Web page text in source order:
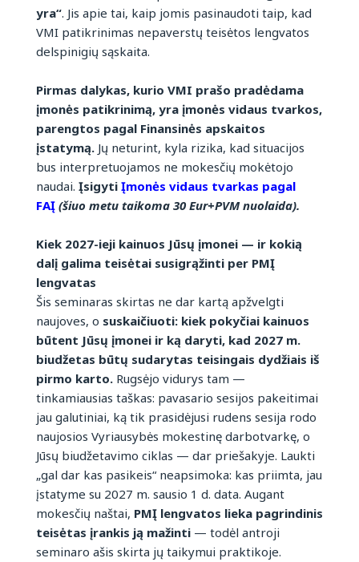
yra“. Jis apie tai, kaip jomis pasinaudoti taip, kad
VMI patikrinimas nepaverstų teisėtos lengvatos
delspinigių sąskaita.
Pirmas dalykas, kurio VMI prašo pradėdama
įmonės patikrinimą, yra įmonės vidaus tvarkos,
parengtos pagal Finansinės apskaitos
įstatymą. Jų neturint, kyla rizika, kad situacijos
bus interpretuojamos ne mokesčių mokėtojo
naudai. Įsigyti Įmonės vidaus tvarkas pagal
FAĮ (šiuo metu taikoma 30 Eur+PVM nuolaida).
Kiek 2027-ieji kainuos Jūsų įmonei — ir kokią
dalį galima teisėtai susigrąžinti per PMĮ
lengvatas
Šis seminaras skirtas ne dar kartą apžvelgti
naujoves, o suskaičiuoti: kiek pokyčiai kainuos
būtent Jūsų įmonei ir ką daryti, kad 2027 m.
biudžetas būtų sudarytas teisingais dydžiais iš
pirmo karto. Rugsėjo vidurys tam —
tinkamiausias taškas: pavasario sesijos pakeitimai
jau galutiniai, ką tik prasidėjusi rudens sesija rodo
naujosios Vyriausybės mokestinę darbotvarkę, o
Jūsų biudžetavimo ciklas — dar priešakyje. Laukti
„gal dar kas pasikeis“ neapsimoka: kas priimta, jau
įstatyme su 2027 m. sausio 1 d. data. Augant
mokesčių naštai, PMĮ lengvatos lieka pagrindinis
teisėtas įrankis ją mažinti — todėl antroji
seminaro ašis skirta jų taikymui praktikoje.